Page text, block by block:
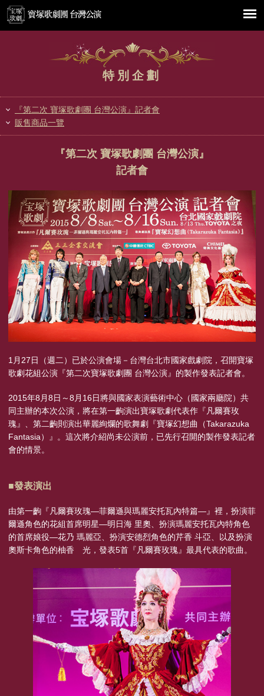
特別企劃
『第二次 寶塚歌劇團 台灣公演』記者會
販售商品一覽
『第二次 寶塚歌劇團 台灣公演』
記者會
1月27日（週二）已於公演會場－台灣台北市國家戲劇院，召開寶塚
歌劇花組公演『第二次寶塚歌劇團 台灣公演』的製作發表記者會。
2015年8月8日～8月16日將與國家表演藝術中心（國家兩廳院）共
同主辦的本次公演，將在第一齣演出寶塚歌劇代表作『凡爾賽玫
瑰』、第二齣則演出華麗絢爛的歌舞劇『寶塚幻想曲（Takarazuka
Fantasia）』。這次將介紹尚未公演前，已先行召開的製作發表記者
會的情景。
■發表演出
由第一齣『凡爾賽玫瑰—菲爾遜與瑪麗安托瓦內特篇—』裡，扮演菲
爾遜角色的花組首席明星—明日海 里奧、扮演瑪麗安托瓦內特角色
的首席娘役—花乃 瑪麗亞、扮演安德烈角色的芹香 斗亞、以及扮演
奧斯卡角色的柚香 光，發表5首『凡爾賽玫瑰』最具代表的歌曲。